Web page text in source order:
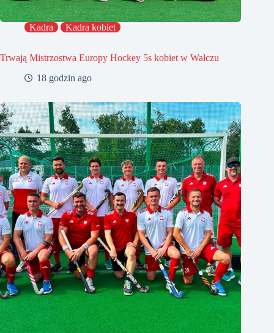
Kadra Kadra kobiet
Trwają Mistrzostwa Europy Hockey 5s kobiet w Wałczu
18 godzin ago